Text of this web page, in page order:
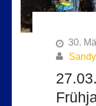
30.